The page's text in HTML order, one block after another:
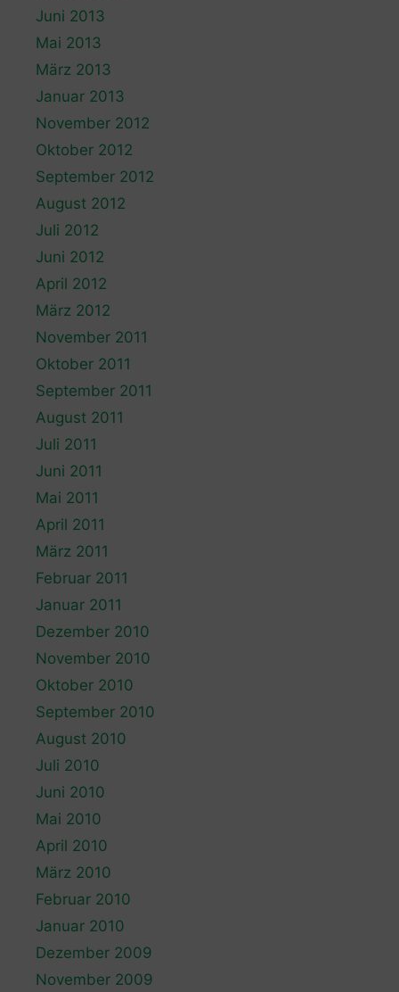
Juni 2013
Mai 2013
März 2013
Januar 2013
November 2012
Oktober 2012
September 2012
August 2012
Juli 2012
Juni 2012
April 2012
März 2012
November 2011
Oktober 2011
September 2011
August 2011
Juli 2011
Juni 2011
Mai 2011
April 2011
März 2011
Februar 2011
Januar 2011
Dezember 2010
November 2010
Oktober 2010
September 2010
August 2010
Juli 2010
Juni 2010
Mai 2010
April 2010
März 2010
Februar 2010
Januar 2010
Dezember 2009
November 2009